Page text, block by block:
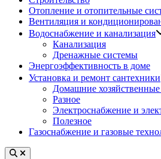
Отопление и отопительные
Вентиляция и
Водоснабжение и канализация
Канализация
Дренажные системы
Энергоэффективность в доме
Установка и ремонт сантехники
Домашние
Разное
Электроснабжение и
Полезное
Газоснабжение и газовые